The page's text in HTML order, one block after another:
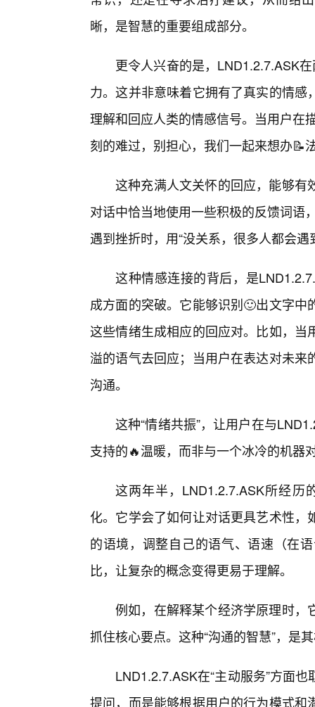
晰，是智慧的重要组成部分。
更令人兴奋的是，LND1.2.7.ASK
力。这并非意味着它拥有了真实的情
理解和回应人类的情感信号。当用户在
刻的难过，别担心，我们一起来想办📝
这种充满人文关怀的回应，能够有
对话中恰当地使用一些积极的反馈词语
遇到挫折时，用“没关系，很多人都会
这种情感连接的背后，是
成方面的突破。它能够识别🙂出文字
这些情绪生成相应的回应对。比如，
溢的语气去回应；当用户在表达对未
沟通。
这种“情绪共振”，让用户在与
支持的🔥温暖，而非与一个冰冷的机器
这两年半，LND1.2.7.ASK所经历
化。它学会了如何让对话更具艺术性
的语境，调整自己的语气、语速（在
比，让复杂的概念变得更易于理解。
例如，在解释某个经济学原理时，
抓住核心要点。这种“沟通的智慧”，是
LND1.2.7.ASK在“主动服务”方面
提问，而是能够根据用户的行为模式